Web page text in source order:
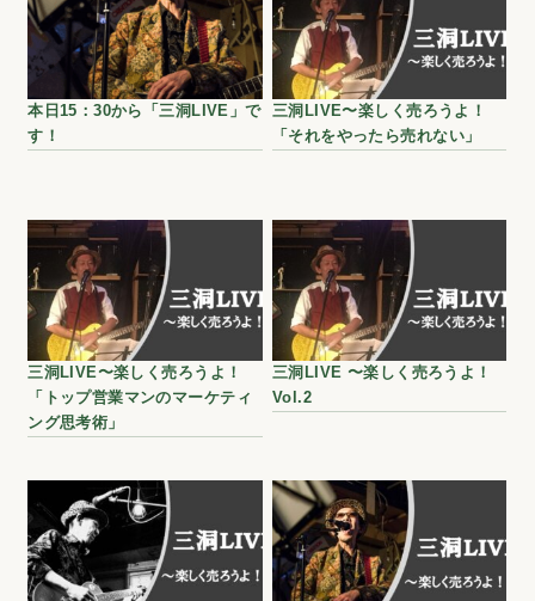
本日15：30から「三洞LIVE」で
す！
三洞LIVE〜楽しく売ろうよ！
「それをやったら売れない」
三洞LIVE〜楽しく売ろうよ！
「トップ営業マンのマーケティ
ング思考術」
三洞LIVE 〜楽しく売ろうよ！
Vol.2